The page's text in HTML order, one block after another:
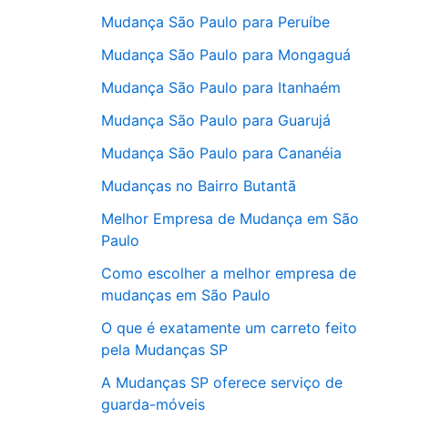
Mudança São Paulo para Peruíbe
Mudança São Paulo para Mongaguá
Mudança São Paulo para Itanhaém
Mudança São Paulo para Guarujá
Mudança São Paulo para Cananéia
Mudanças no Bairro Butantã
Melhor Empresa de Mudança em São
Paulo
Como escolher a melhor empresa de
mudanças em São Paulo
O que é exatamente um carreto feito
pela Mudanças SP
A Mudanças SP oferece serviço de
guarda-móveis